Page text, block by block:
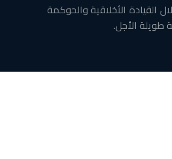
القيادة الأخلاقية والحوكمة
طويلة الأجل.